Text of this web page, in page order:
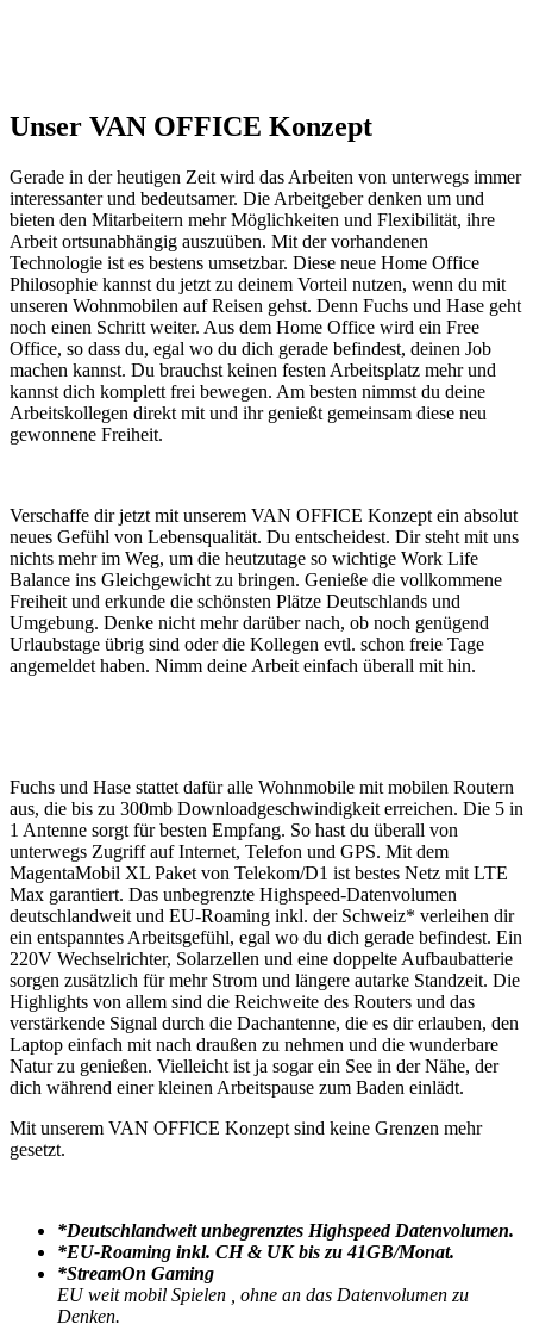
Unser VAN OFFICE Konzept
Gerade in der heutigen Zeit wird das Arbeiten von unterwegs immer
interessanter und bedeutsamer. Die Arbeitgeber denken um und
bieten den Mitarbeitern mehr Möglichkeiten und Flexibilität, ihre
Arbeit ortsunabhängig auszuüben. Mit der vorhandenen
Technologie ist es bestens umsetzbar. Diese neue Home Office
Philosophie kannst du jetzt zu deinem Vorteil nutzen, wenn du mit
unseren Wohnmobilen auf Reisen gehst. Denn Fuchs und Hase geht
noch einen Schritt weiter. Aus dem Home Office wird ein Free
Office, so dass du, egal wo du dich gerade befindest, deinen Job
machen kannst. Du brauchst keinen festen Arbeitsplatz mehr und
kannst dich komplett frei bewegen. Am besten nimmst du deine
Arbeitskollegen direkt mit und ihr genießt gemeinsam diese neu
gewonnene Freiheit.
Verschaffe dir jetzt mit unserem VAN OFFICE Konzept ein absolut
neues Gefühl von Lebensqualität. Du entscheidest. Dir steht mit uns
nichts mehr im Weg, um die heutzutage so wichtige Work Life
Balance ins Gleichgewicht zu bringen. Genieße die vollkommene
Freiheit und erkunde die schönsten Plätze Deutschlands und
Umgebung. Denke nicht mehr darüber nach, ob noch genügend
Urlaubstage übrig sind oder die Kollegen evtl. schon freie Tage
angemeldet haben. Nimm deine Arbeit einfach überall mit hin.
Fuchs und Hase stattet dafür alle Wohnmobile mit mobilen Routern
aus, die bis zu 300mb Downloadgeschwindigkeit erreichen. Die 5 in
1 Antenne sorgt für besten Empfang. So hast du überall von
unterwegs Zugriff auf Internet, Telefon und GPS. Mit dem
MagentaMobil XL Paket von Telekom/D1 ist bestes Netz mit LTE
Max garantiert. Das unbegrenzte Highspeed-Datenvolumen
deutschlandweit und EU-Roaming inkl. der Schweiz* verleihen dir
ein entspanntes Arbeitsgefühl, egal wo du dich gerade befindest. Ein
220V Wechselrichter, Solarzellen und eine doppelte Aufbaubatterie
sorgen zusätzlich für mehr Strom und längere autarke Standzeit. Die
Highlights von allem sind die Reichweite des Routers und das
verstärkende Signal durch die Dachantenne, die es dir erlauben, den
Laptop einfach mit nach draußen zu nehmen und die wunderbare
Natur zu genießen. Vielleicht ist ja sogar ein See in der Nähe, der
dich während einer kleinen Arbeitspause zum Baden einlädt.
Mit unserem VAN OFFICE Konzept sind keine Grenzen mehr
gesetzt.
*Deutschlandweit unbegrenztes Highspeed Datenvolumen.
*EU-Roaming inkl. CH & UK bis zu 41GB/Monat.
*StreamOn Gaming
EU weit mobil Spielen , ohne an das Datenvolumen zu
Denken.